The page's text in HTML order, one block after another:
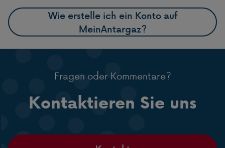
Wie erstelle ich ein Konto auf
MeinAntargaz?
Fragen oder Kommentare?
Kontaktieren Sie uns